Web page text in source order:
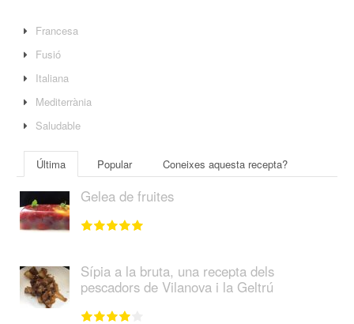
Francesa
Fusió
Italiana
Mediterrània
Saludable
Última Popular Coneixes aquesta recepta?
Gelea de fruites
Sípia a la bruta, una recepta dels
pescadors de Vilanova i la Geltrú